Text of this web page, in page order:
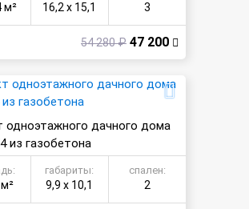
м² 16,2 х 15,1 3
54 280 ₽ 47 200
одноэтажного дачного дома
из газобетона
габариты:
9,9 х 10,1
спален:
2